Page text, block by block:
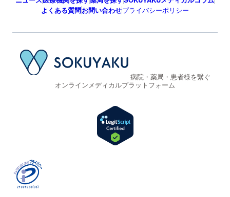
よくある質問お問い合わせプライバシーポリシー
病院・薬局・患者様を繋ぐ
オンラインメディカルプラットフォーム